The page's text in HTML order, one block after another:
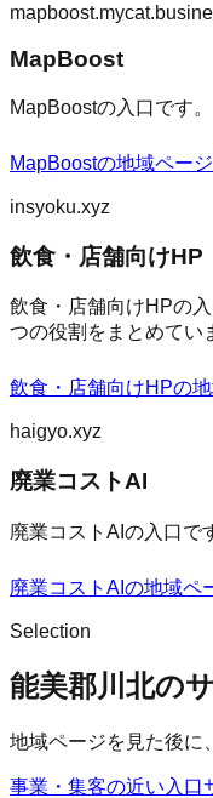
MapBoost
MapBoostの入口です
MapBoostの地域ページ
insyoku.xyz
飲食・店舗向けHP
飲食・店舗向けHPの
つの役割をまとめてい
飲食・店舗向けHPの
haigyo.xyz
廃業コストAI
廃業コストAIの入口で
廃業コストAI の地域ペ
Selection
能美郡川北の
地域ページを見た後に
事業・集客の近い入口